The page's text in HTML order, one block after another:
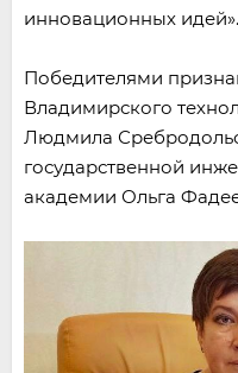
инновационных идей».
Победителями
Владимирского
Людмила
государственной
академии Ольга